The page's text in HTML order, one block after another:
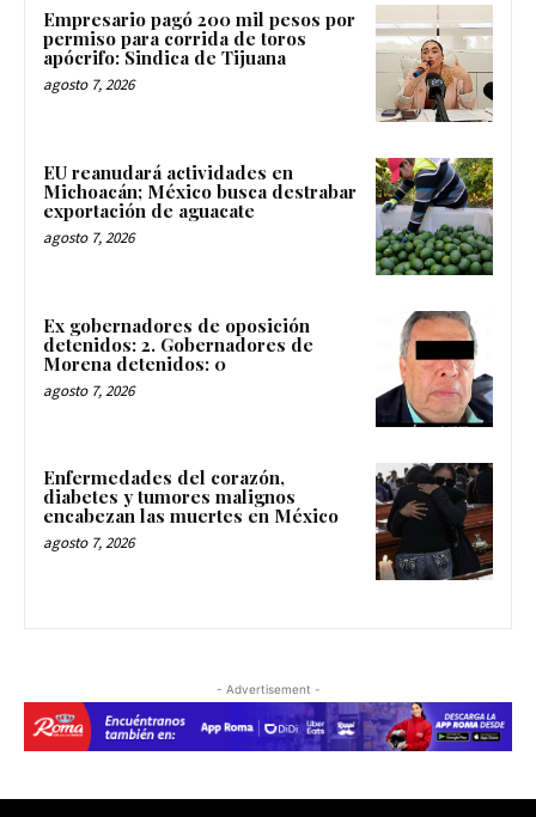
Empresario pagó 200 mil pesos por
permiso para corrida de toros
apócrifo: Sindica de Tijuana
agosto 7, 2026
EU reanudará actividades en
Michoacán; México busca destrabar
exportación de aguacate
agosto 7, 2026
Ex gobernadores de oposición
detenidos: 2. Gobernadores de
Morena detenidos: 0
agosto 7, 2026
Enfermedades del corazón,
diabetes y tumores malignos
encabezan las muertes en México
agosto 7, 2026
- Advertisement -